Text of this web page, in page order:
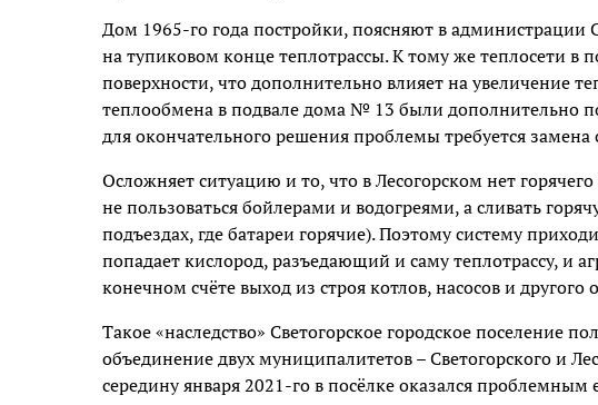
Дом 1965-го года постройки, поясняют в администрации
на тупиковом конце теплотрассы. К тому же теплосети в
поверхности, что дополнительно влияет на увеличение
теплообмена в подвале дома № 13 были дополнительно
для окончательного решения проблемы требуется замена
Осложняет ситуацию и то, что в Лесогорском нет
не пользоваться бойлерами и водогреями, а сливать
подъездах, где батареи горячие). Поэтому систему
попадает кислород, разъедающий и саму теплотрассу, и
конечном счёте выход из строя котлов, насосов и другого
Такое «наследство» Светогорское городское поселение
объединение двух муниципалитетов – Светогорского и
середину января 2021-го в посёлке оказался